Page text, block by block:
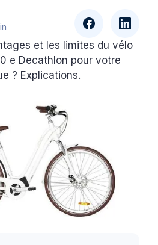
et les limites du vélo
e Decathlon pour votre
? Explications.